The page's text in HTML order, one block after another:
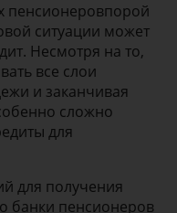
пенсионеровпорой
ситуации может
Несмотря на то,
все слои
и заканчивая
сложно
для
для получения
банки пенсионеров